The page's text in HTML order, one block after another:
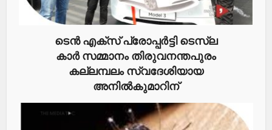
ടെൻ എക്സ് പ്രോപ്പർട്ടി ടെസ്​ല
കാർ സമ്മാനം തിരുവനന്തപുരം
കല്ലമ്പലം സ്വദേശിയായ
അനിൽകുമാറിന്